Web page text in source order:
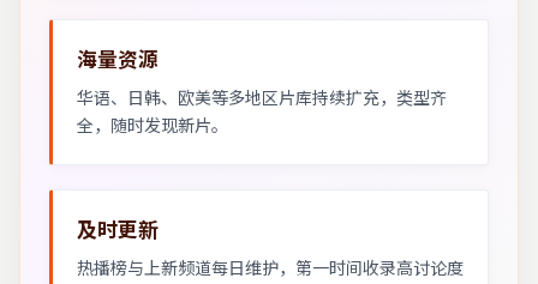
海量资源
华语、日韩、欧美等多地区片库持续扩充，类型齐
全，随时发现新片。
及时更新
热播榜与上新频道每日维护，第一时间收录高讨论度